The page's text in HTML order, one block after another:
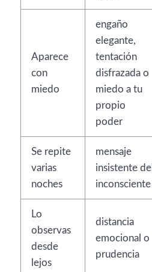
Aparece
con
miedo
engaño
elegante,
tentación
disfrazada o
miedo a tu
propio
poder
Se repite
varias
noches
mensaje
insistente del
inconsciente
Lo
observas
desde
lejos
distancia
emocional o
prudencia